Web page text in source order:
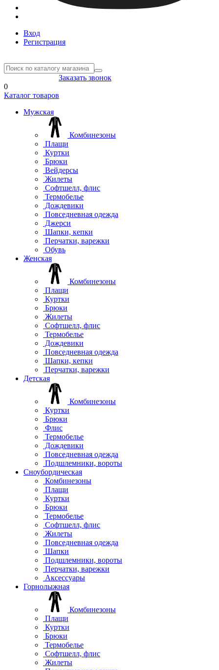
Вход
Регистрация
Заказать звонок
0
Каталог товаров
Мужская
Комбинезоны
Плащи
Куртки
Брюки
Вейдерсы
Жилеты
Софтшелл, флис
Термобелье
Дождевики
Повседневная одежда
Джерси
Шапки, кепки
Перчатки, варежки
Обувь
Женская
Комбинезоны
Плащи
Куртки
Брюки
Жилеты
Софтшелл, флис
Термобелье
Дождевики
Повседневная одежда
Шапки, кепки
Перчатки, варежки
Детская
Комбинезоны
Куртки
Брюки
Флис
Термобелье
Дождевики
Повседневная одежда
Подшлемники, вороты
Сноубордическая
Комбинезоны
Плащи
Куртки
Брюки
Термобелье
Софтшелл, флис
Жилеты
Повседневная одежда
Шапки
Подшлемники, вороты
Перчатки, варежки
Аксессуары
Горнолыжная
Комбинезоны
Плащи
Куртки
Брюки
Термобелье
Софтшелл, флис
Жилеты